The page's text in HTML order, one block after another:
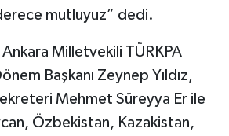
mutluyuz” dedi.
Milletvekili TÜRKPA
Başkanı Zeynep Yıldız,
Mehmet Süreyya Er ile
Özbekistan, Kazakistan,